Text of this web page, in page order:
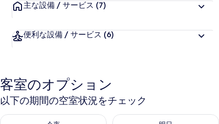
主な設備 / サービス (7)
便利な設備 / サービス (6)
客室のオプション
以下の期間の空室状況をチェック
今夜 8月 7 - 8月 8 の空室状況をチェック明日 8月 8 - 8月 9 の空室状況